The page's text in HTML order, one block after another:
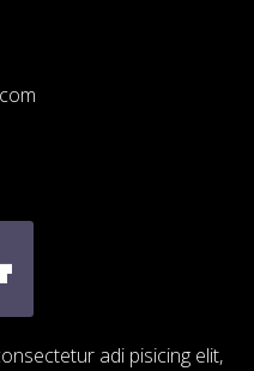
adi pisicing elit,